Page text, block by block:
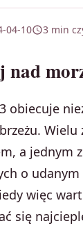
04-10 3 min
obiecuje
Wielu
a jednym
o
więc
się